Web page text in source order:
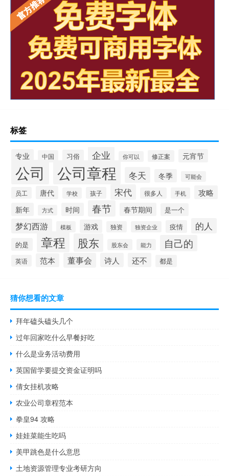
标签
专业 中国 习俗 企业 你可以 修正案 元宵节
公司 公司章程 冬天 冬季 可能会
员工 唐代 学校 孩子 宋代 很多人 手机 攻略
新年 方式 时间 春节 春节期间 是一个
梦幻西游 模板 游戏 独资 独资企业 疫情 的人
的是 章程 股东 股东会 能力 自己的
英语 范本 董事会 诗人 还不 都是
猜你想看的文章
拜年磕头磕头几个
过年回家吃什么早餐好吃
什么是业务活动费用
英国留学要提交资金证明吗
倩女挂机攻略
农业公司章程范本
拳皇94 攻略
娃娃菜能生吃吗
美甲跳色是什么意思
土地资源管理专业考研方向